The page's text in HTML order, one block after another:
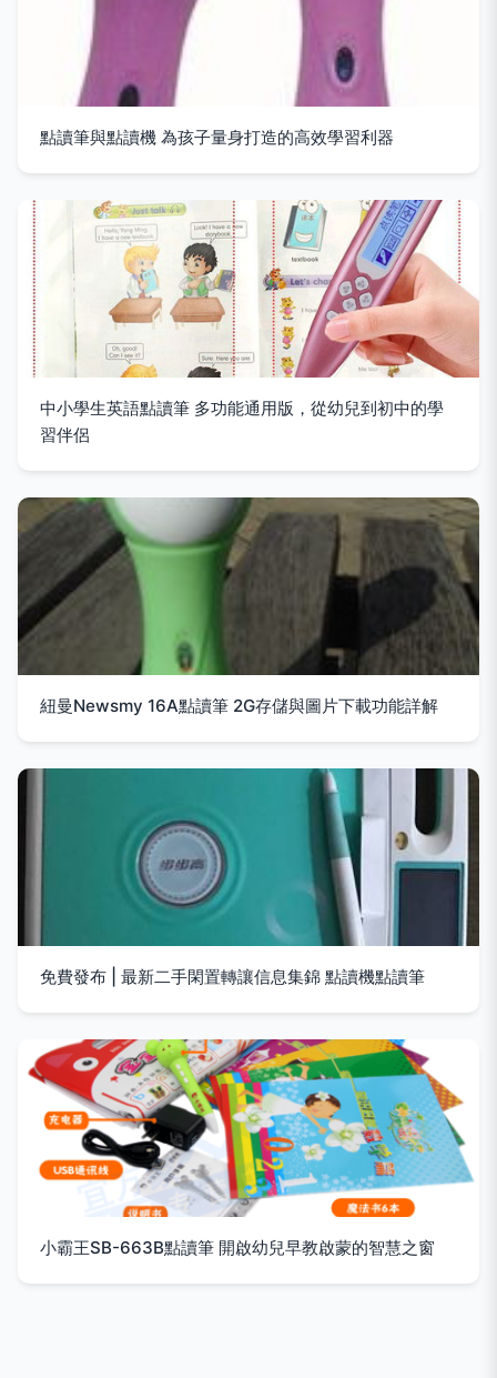
點讀筆與點讀機 為孩子量身打造的高效學習利器
中小學生英語點讀筆 多功能通用版，從幼兒到初中的學
習伴侶
紐曼Newsmy 16A點讀筆 2G存儲與圖片下載功能詳解
免費發布 | 最新二手閑置轉讓信息集錦 點讀機點讀筆
小霸王SB-663B點讀筆 開啟幼兒早教啟蒙的智慧之窗